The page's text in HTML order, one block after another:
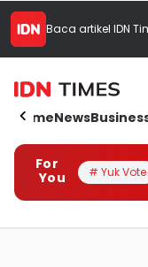
Baca artikel IDN
HomeNews
For
You
# Yuk Vote